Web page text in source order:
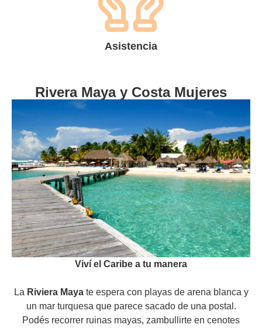
Asistencia
Rivera Maya y Costa Mujeres
Viví el Caribe a tu manera
La Riviera Mayate espera con playas de arena blanca y
un mar turquesa que parece sacado de una postal.
Podés recorrer ruinas mayas, zambullirte en cenotes